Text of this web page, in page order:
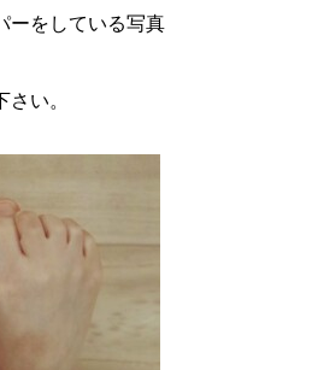
ーをしている写真
い。